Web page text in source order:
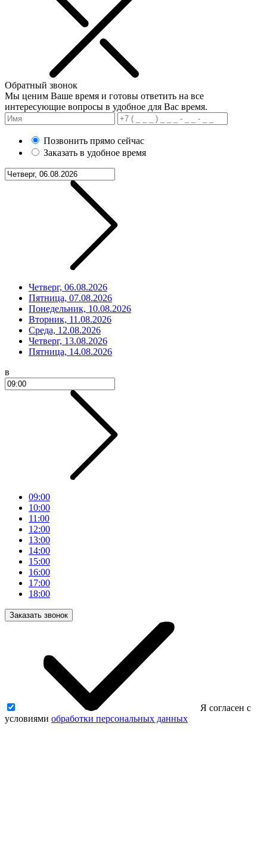
Обратный звонок
Мы ценим Ваше время и готовы ответить на все
интересующие вопросы в удобное для Вас время.
Позвонить прямо сейчас
Заказать в удобное время
Четверг, 06.08.2026
Пятница, 07.08.2026
Понедельник, 10.08.2026
Вторник, 11.08.2026
Среда, 12.08.2026
Четверг, 13.08.2026
Пятница, 14.08.2026
в
09:00
10:00
11:00
12:00
13:00
14:00
15:00
16:00
17:00
18:00
Заказать звонок
Я согласен с
условиями обработки персональных данных